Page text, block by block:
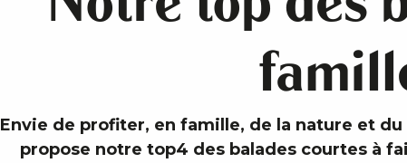
Envie de profiter, en famille, de la nature et
propose notre top4 des balades courtes à